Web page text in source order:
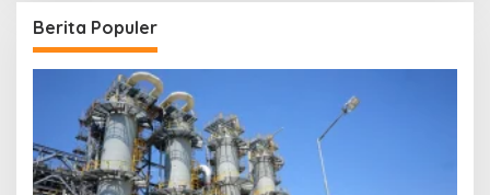
Berita Populer